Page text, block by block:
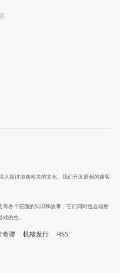
入探讨游戏相关的文化。我们开发原创的播客
各个层面的知识和故事，它们同时也会辐射
的您。
奇谭 机核发行 RSS